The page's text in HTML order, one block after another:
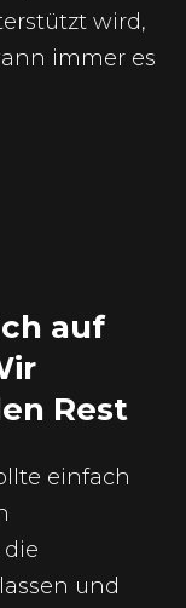
wird,
immer es
auf
Rest
einfach
und